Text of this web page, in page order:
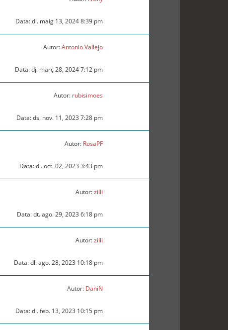
Data: dl. maig 13, 2024 8:39 pm
Autor:Antonio Vallejo
Data: dj. març 28, 2024 7:12 pm
Autor: rubisimoes
Data: ds. nov. 11, 2023 7:28 pm
Autor: RosaPF
Data: dl. oct. 02, 2023 3:43 pm
Autor:zilli
Data: dt. ago. 29, 2023 6:18 pm
Autor:zilli
Data: dl. ago. 28, 2023 10:18 pm
Autor: DaniN
Data: dl. feb. 13, 2023 10:15 pm